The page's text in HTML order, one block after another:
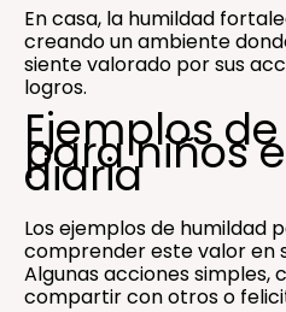
En casa, la humildad
creando un ambiente
siente valorado por sus
logros.
Ejemplos
para niños
diaria
Los ejemplos de humildad
comprender este valor en
Algunas acciones
compartir con otros o